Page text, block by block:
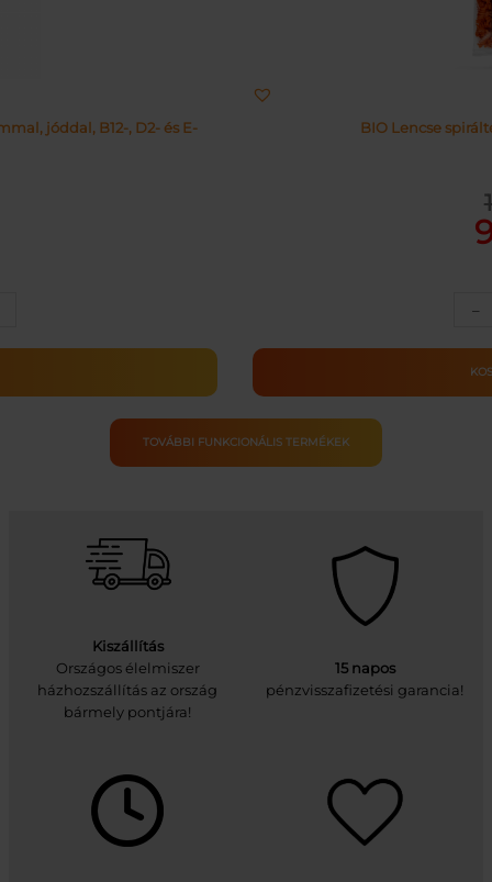
jóddal, B12-, D2- és E- BIO Lencse
–
TOVÁBBI FUNKCIONÁLIS TERMÉKEK
Kiszállítás
Országos élelmiszer
házhozszállítás az ország
bármely pontjára!
15 napos
pénzvisszafizetési garancia!